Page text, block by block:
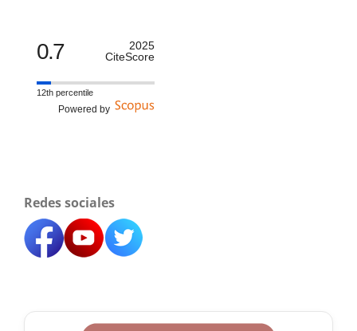
0.7
2025
CiteScore
12th percentile
Powered by
Redes sociales